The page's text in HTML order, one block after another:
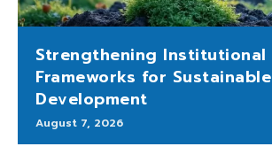
Strengthening Institutional
Frameworks for Sustainable
Development
August 7, 2026